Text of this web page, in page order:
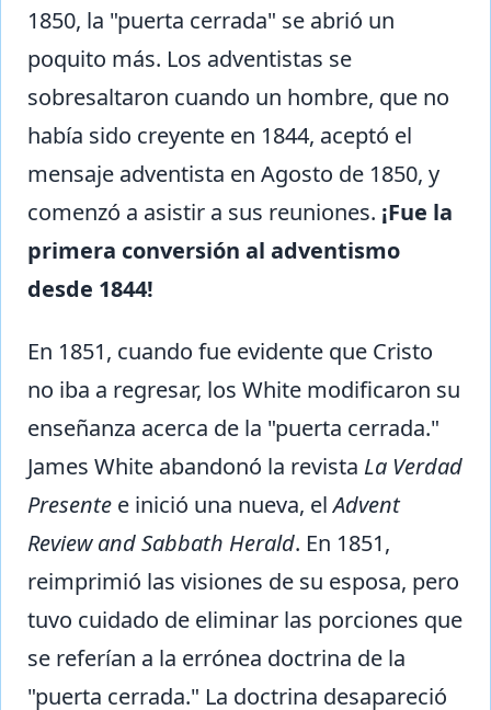
1850, la "puerta cerrada" se abrió un
poquito más. Los adventistas se
sobresaltaron cuando un hombre, que no
había sido creyente en 1844, aceptó el
mensaje adventista en Agosto de 1850, y
comenzó a asistir a sus reuniones. ¡Fue la
primera conversión al adventismo
desde 1844!
En 1851, cuando fue evidente que Cristo
no iba a regresar, los White modificaron su
enseñanza acerca de la "puerta cerrada."
James White abandonó la revista La Verdad
Presente e inició una nueva, elAdvent
Review and Sabbath Herald. En 1851,
reimprimió las visiones de su esposa, pero
tuvo cuidado de eliminar las porciones que
se referían a la errónea doctrina de la
"puerta cerrada." La doctrina desapareció